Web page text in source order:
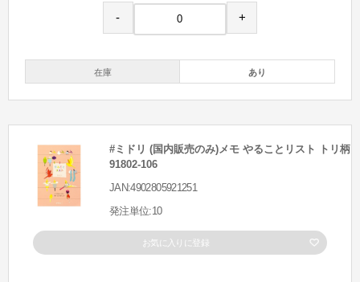
- +
在庫 あり
#ミドリ (国内販売のみ)メモ やることリスト トリ柄
91802-106
JAN:4902805921251
発注単位:10
お気に入りに登録